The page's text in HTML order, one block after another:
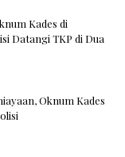
Kades di
Datangi TKP di Dua
Oknum Kades